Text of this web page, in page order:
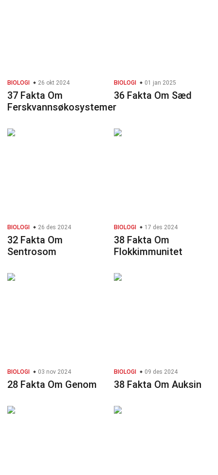
BIOLOGI 26 okt 2024
37 Fakta Om
Ferskvannsøkosystemer
BIOLOGI 01 jan 2025
36 Fakta Om Sæd
BIOLOGI 26 des 2024
32 Fakta Om
Sentrosom
BIOLOGI 17 des 2024
38 Fakta Om
Flokkimmunitet
BIOLOGI 03 nov 2024
28 Fakta Om Genom
BIOLOGI 09 des 2024
38 Fakta Om Auksin